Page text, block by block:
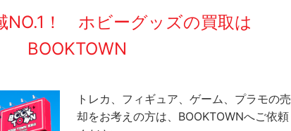
NO.1！ ホビーグッズの買取は
BOOKTOWN
トレカ、フィギュア、ゲーム、プラモの売
却をお考えの方は、BOOKTOWNへご依頼